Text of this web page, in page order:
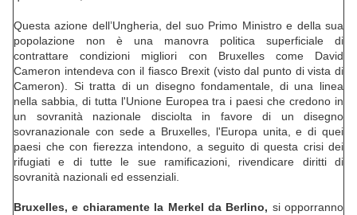
Questa azione dell’Ungheria, del suo Primo Ministro e della sua
popolazione non è una manovra politica superficiale di
contrattare condizioni migliori con Bruxelles come David
Cameron intendeva con il fiasco Brexit (visto dal punto di vista di
Cameron). Si tratta di un disegno fondamentale, di una linea
nella sabbia, di tutta l'Unione Europea tra i paesi che credono in
un sovranità nazionale disciolta in favore di un disegno
sovranazionale con sede a Bruxelles, l'Europa unita, e di quei
paesi che con fierezza intendono, a seguito di questa crisi dei
rifugiati e di tutte le sue ramificazioni, rivendicare diritti di
sovranità nazionali ed essenziali.
Bruxelles, e chiaramente la Merkel da Berlino, si opporranno